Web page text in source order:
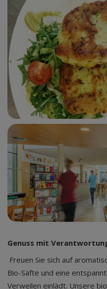
Genuss mit
Freuen Sie sich auf
Bio-Säfte und eine
Verweilen einlädt. Unsere